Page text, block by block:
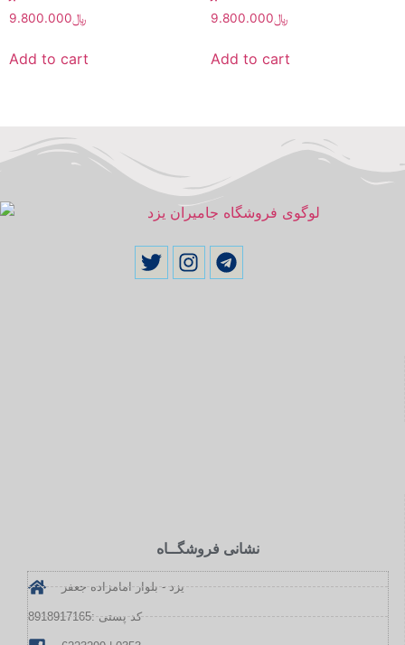
﷼9.800.000
Add to cart
﷼9.800.000
Add to cart
نشانی فروشگــاه
یزد - بلوار امامزاده جعفر
کد پستی :8918917165